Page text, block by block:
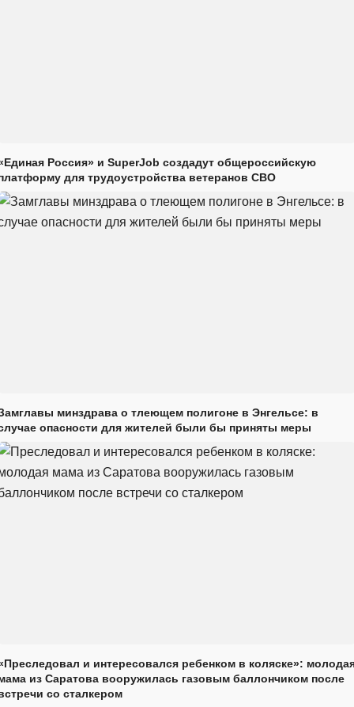
Россия» и SuperJob создадут общероссийскую
для трудоустройства ветеранов СВО
минздрава о тлеющем полигоне в Энгельсе: в
опасности для жителей были бы приняты меры
и интересовался ребенком в коляске»:
из Саратова вооружилась газовым баллончиком после
со сталкером